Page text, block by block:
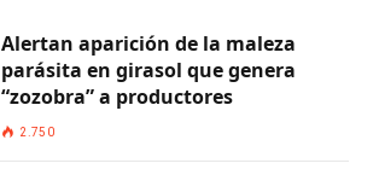
Alertan aparición de la maleza
parásita en girasol que genera
“zozobra” a productores
2.750